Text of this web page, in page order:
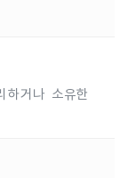
하거나 소유한